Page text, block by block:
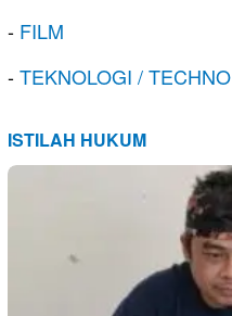
- FILM
-TEKNOLOGI / TECHNO
ISTILAH HUKUM